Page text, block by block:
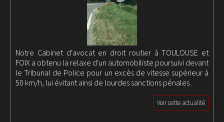
Notre Cabinet d'avocat en droit routier à TOULOUSE et
FOIX a obtenu la relaxe d'un automobiliste poursuivi devant
le Tribunal de Police pour un excès de vitesse supérieur à
50 km/h, lui évitant ainsi de lourdes sanctions pénales .
Voir cette actualité